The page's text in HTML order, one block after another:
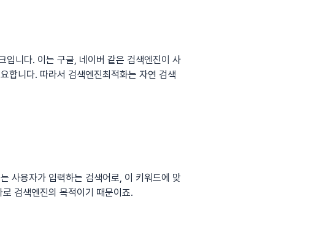
입니다. 이는 구글, 네이버 같은 검색엔진이 사
합니다. 따라서 검색엔진최적화는 자연 검색
사용자가 입력하는 검색어로, 이 키워드에 맞
검색엔진의 목적이기 때문이죠.